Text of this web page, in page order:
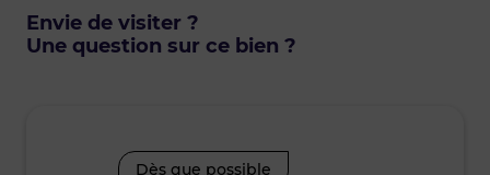
Envie de visiter ?
Une question sur ce bien ?
Dès que possible